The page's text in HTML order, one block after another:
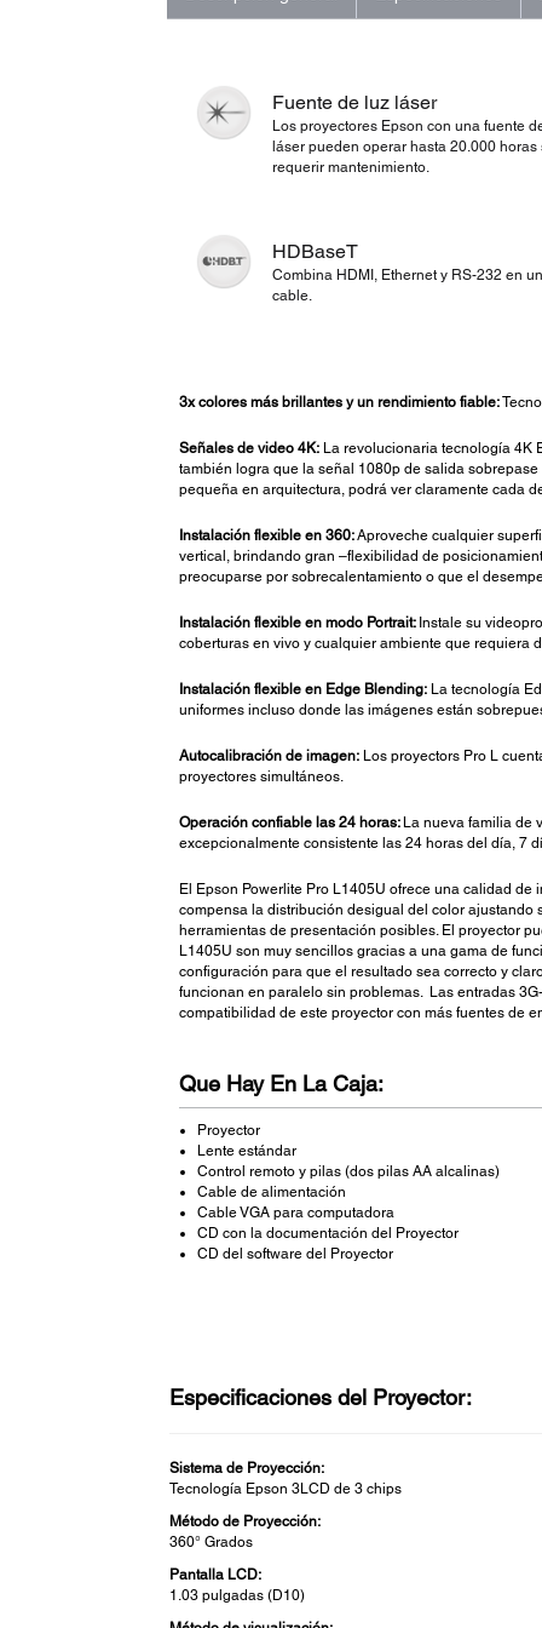
Fuente de luz láser
Los proyectores Epson con una fuente
láser pueden operar hasta 20.000 horas
requerir mantenimiento.
HDBaseT
Combina HDMI, Ethernet y RS-232 en un
cable.
3x colores más brillantes y un rendimiento fiable:
Señales de video 4K:La revolucionaria tecnología 4K
también logra que la señal 1080p de salida
pequeña en arquitectura, podrá ver claramente cada
Instalación flexible en 360:Aproveche cualquier
vertical, brindando gran –flexibilidad de
preocuparse por sobrecalentamiento o que el
Instalación flexible en modo Portrait: Instale su
coberturas en vivo y cualquier ambiente que requiera
Instalación flexible en Edge Blending:La tecnología
uniformes incluso donde las imágenes están
Autocalibración de imagen:Los proyectors Pro L
proyectores simultáneos.
Operación confiable las 24 horas: La nueva familia de
excepcionalmente consistente las 24 horas del día, 7
El Epson Powerlite Pro L1405U ofrece una calidad
compensa la distribución desigual del color ajustando
herramientas de presentación posibles. El proyector
L1405U son muy sencillos gracias a una gama de
configuración para que el resultado sea correcto y
funcionan en paralelo sin problemas. Las entradas
compatibilidad de este proyector con más fuentes de
Que Hay En La Caja:
Proyector
Lente estándar
Control remoto y pilas (dos pilas AA alcalinas)
Cable de alimentación
Cable VGA para computadora
CD con la documentación del Proyector
CD del software del Proyector
Especificaciones del Proyector:
Sistema de Proyección:
Tecnología Epson 3LCD de 3 chips
Método de Proyección:
360° Grados
Pantalla LCD:
1.03 pulgadas (D10)